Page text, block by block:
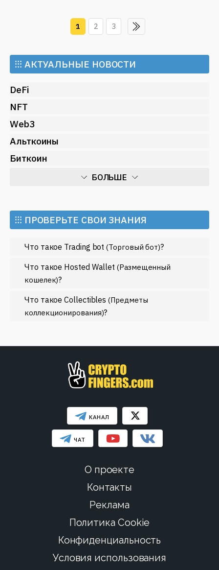
1 2 3
⁝⁝⁝ АКТУАЛЬНЫЕ НОВОСТИ
DeFi
NFT
Web3
Альткоины
Биткоин
БОЛЬШЕ
Майнинг
Метавселенные
Регулирование
Рынок и события
Экономика
Эфириум
МЕНЬШЕ
⁝⁝⁝ ПРОВЕРЬТЕ СВОИ ЗНАНИЯ
Что такое Trading bot(Торговый бот)?
Что такое Hosted Wallet(Размещенный
кошелек)?
Что такое Collectibles(Предметы
коллекционирования)?
КАНАЛ
ЧАТ
О проекте
Контакты
Реклама
Политика Cookie
Конфиденциальность
Условия использования